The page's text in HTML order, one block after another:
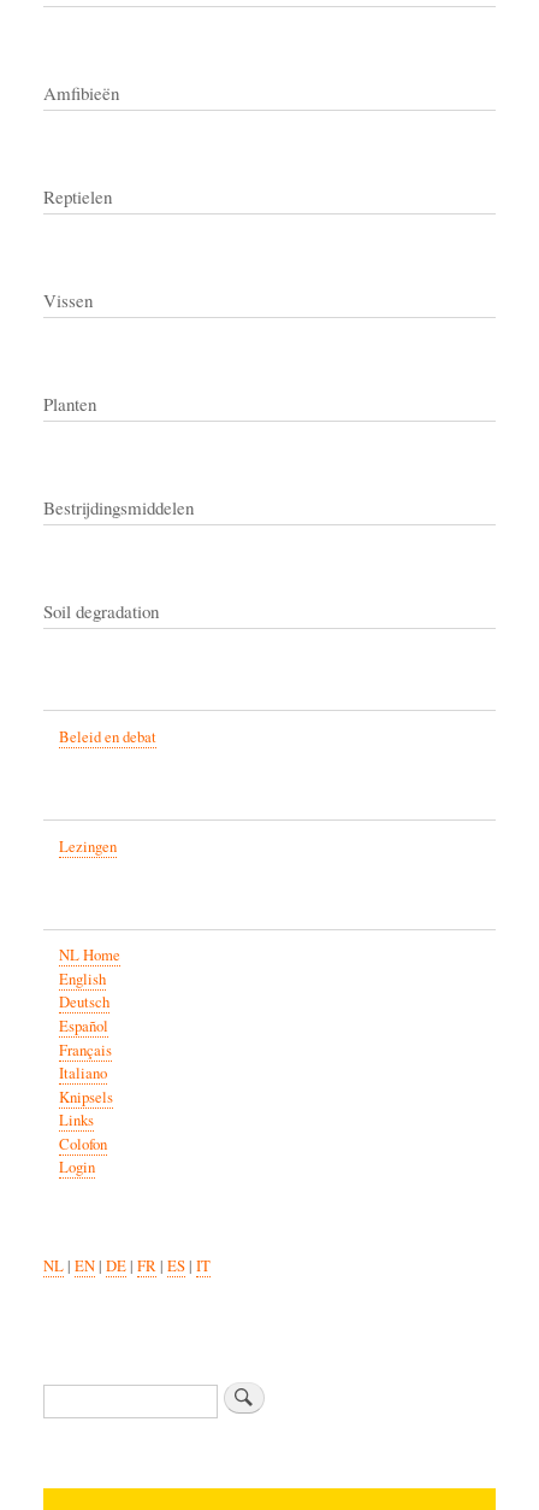
Amfibieën
Reptielen
Vissen
Planten
Bestrijdingsmiddelen
Soil degradation
Beleid en debat
Lezingen
NL Home
English
Deutsch
Español
Français
Italiano
Knipsels
Links
Colofon
Login
NL| EN| DE| FR| ES| IT
Search